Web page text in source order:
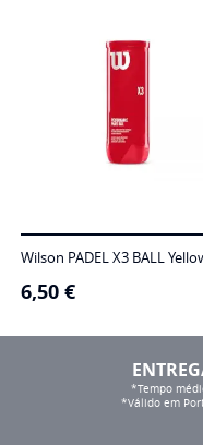
Wilson PADEL X3 BALL
6,50 €
*Tempo
*Válido em